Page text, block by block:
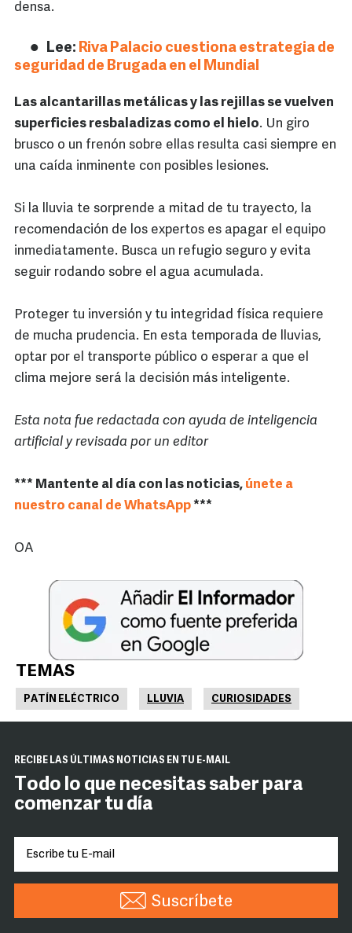
densa.
Lee: Riva Palacio cuestiona estrategia de
seguridad de Brugada en el Mundial
Las alcantarillas metálicas y las rejillas se vuelven
superficies resbaladizas como el hielo. Un giro
brusco o un frenón sobre ellas resulta casi siempre en
una caída inminente con posibles lesiones.
Si la lluvia te sorprende a mitad de tu trayecto, la
recomendación de los expertos es apagar el equipo
inmediatamente. Busca un refugio seguro y evita
seguir rodando sobre el agua acumulada.
Proteger tu inversión y tu integridad física requiere
de mucha prudencia. En esta temporada de lluvias,
optar por el transporte público o esperar a que el
clima mejore será la decisión más inteligente.
Esta nota fue redactada con ayuda de inteligencia
artificial y revisada por un editor
*** Mantente al día con las noticias, únete a
nuestro canal de WhatsApp***
OA
TEMAS
PATÍN ELÉCTRICO LLUVIA CURIOSIDADES
RECIBE LAS ÚLTIMAS NOTICIAS EN TU E-MAIL
Todo lo que necesitas saber para
comenzar tu día
Suscríbete